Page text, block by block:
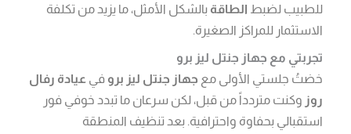
للطبيب لضبط الطاقة بالشكل الأمثل، ما يزيد من تكلفة
الاستثمار للمراكز الصغيرة.
تجربتي مع جهاز جنتل ليز برو
خضتُ جلستي الأولى مع جهاز جنتل ليز برو فيعيادة رفال
روز وكنت متردداً من قبل، لكن سرعان ما تبدد خوفي فور
استقبالي بحفاوة واحترافية. بعد تنظيف المنطقة